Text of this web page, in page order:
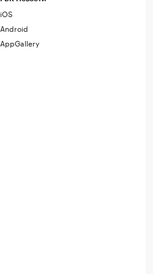
iOS
Android
AppGallery